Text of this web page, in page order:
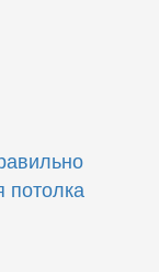
потолка